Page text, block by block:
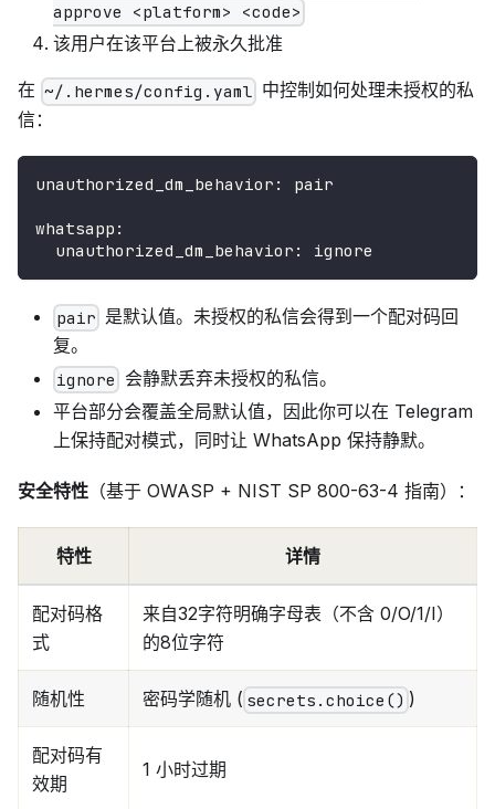
approve <platform> <code>
该用户在该平台上被永久批准
在 ~/.hermes/config.yaml 中控制如何处理未授权的私
信：
unauthorized_dm_behavior : pair
whatsapp :
unauthorized_dm_behavior : ignore
pair 是默认值。未授权的私信会得到一个配对码回
复。
ignore 会静默丢弃未授权的私信。
平台部分会覆盖全局默认值，因此你可以在 Telegram
上保持配对模式，同时让 WhatsApp 保持静默。
安全特性 （基于 OWASP + NIST SP 800-63-4 指南）：
特性 详情
配对码格
式
来自32字符明确字母表（不含 0/O/1/I）
的8位字符
随机性 密码学随机 ( secrets.choice() )
配对码有
效期
1 小时过期